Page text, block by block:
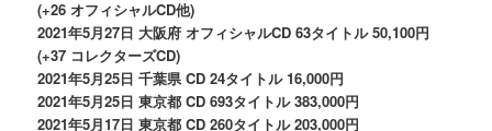
(+26 オフィシャルCD他)
2021年5月27日 大阪府 オフィシャルCD 63タイトル 50,100円
(+37 コレクターズCD)
2021年5月25日 千葉県 CD 24タイトル 16,000円
2021年5月25日 東京都 CD 693タイトル 383,000円
2021年5月17日 東京都 CD 260タイトル 203,000円